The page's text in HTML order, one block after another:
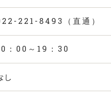
221-8493（直通）
：00～19：30
し